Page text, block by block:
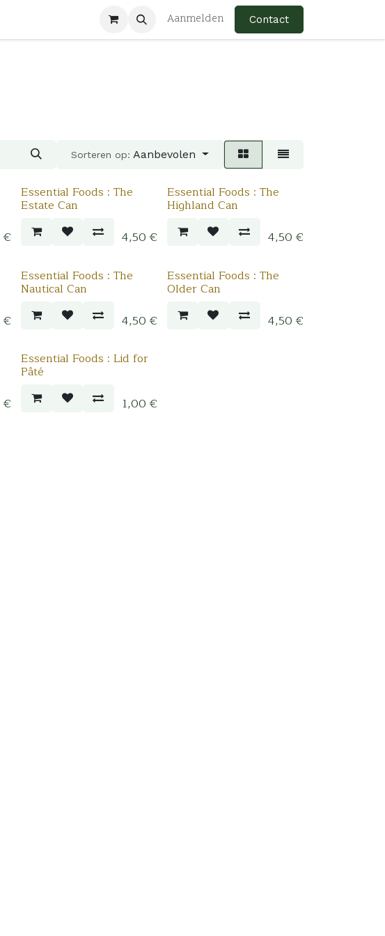
Aanmelden Contact
Sorteren op: Aanbevolen
€
Essential Foods : The
Estate Can
4,50 €
Essential Foods : The
Highland Can
4,50 €
€
Essential Foods : The
Nautical Can
4,50 €
Essential Foods : The
Older Can
4,50 €
€
Essential Foods : Lid for
Pâté
1,00 €